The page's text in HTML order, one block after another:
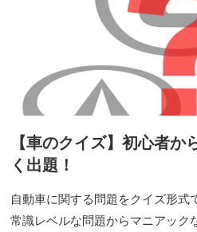
【車のクイズ】初心者か
く出題！
自動車に関する問題をクイズ形式
常識レベルな問題からマニアック